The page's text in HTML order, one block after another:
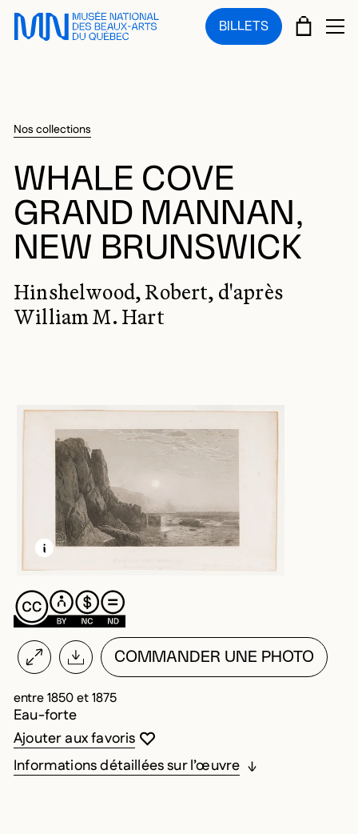
Sauter au menu principal
Sauter au contenu principal
Sauter au pied de page
BILLETS PANIER
Nos collections
WHALE COVE
GRAND MANNAN,
NEW BRUNSWICK
Hinshelwood, Robert, d'après
William M. Hart
EN SAVOIR PLUS SUR CETTE IMAGE
OUVRIR LA MODALE
COMMANDER UNE PHOTO
entre 1850 et 1875
Eau-forte
Vous devez être connecté pour ajouter
Fermer la modale
Ouvrir la modale
Ajouter aux favoris
Informations détaillées sur l’œuvre